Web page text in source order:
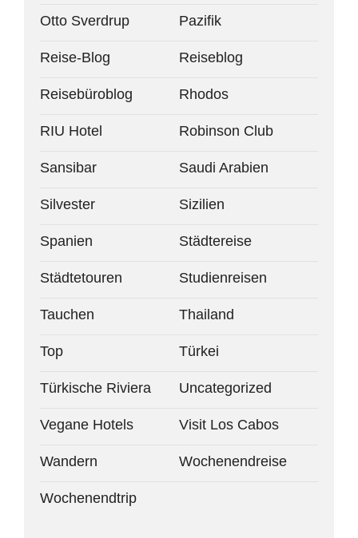
Otto Sverdrup Pazifik
Reise-Blog Reiseblog
Reisebüroblog Rhodos
RIU Hotel Robinson Club
Sansibar Saudi Arabien
Silvester Sizilien
Spanien Städtereise
Städtetouren Studienreisen
Tauchen Thailand
Top Türkei
Türkische Riviera Uncategorized
Vegane Hotels Visit Los Cabos
Wandern Wochenendreise
Wochenendtrip